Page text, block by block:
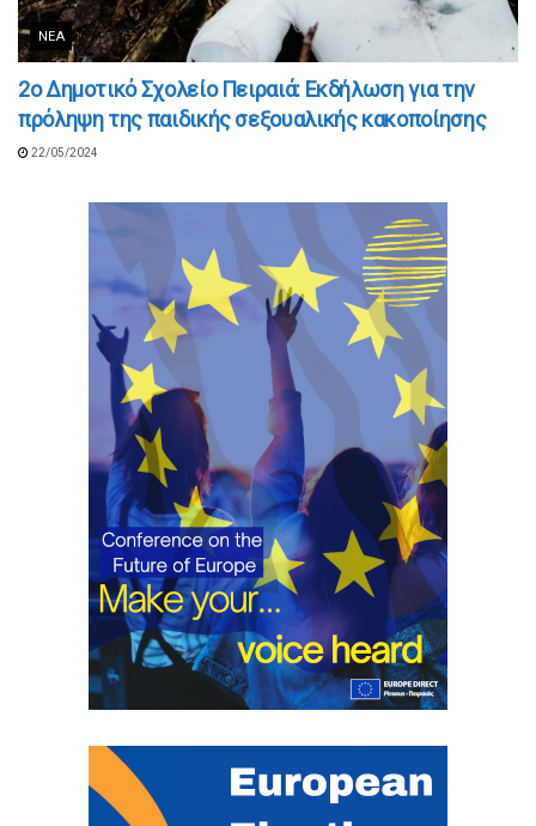
ΝΈΑ
2ο Δημοτικό Σχολείο Πειραιά: Εκδήλωση για την
πρόληψη της παιδικής σεξουαλικής κακοποίησης
22/05/2024